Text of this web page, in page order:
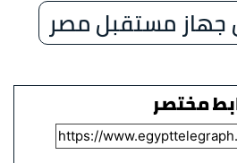
جهاز مستقبل مصر
مختصر